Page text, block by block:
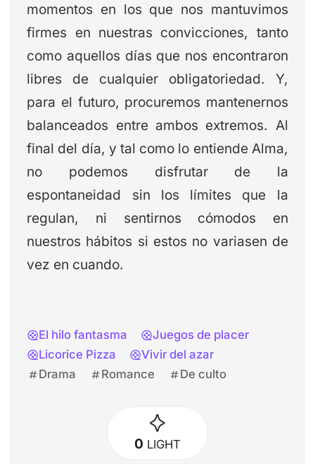
momentos en los que nos mantuvimos
firmes en nuestras convicciones, tanto
como aquellos días que nos encontraron
libres de cualquier obligatoriedad. Y,
para el futuro, procuremos mantenernos
balanceados entre ambos extremos. Al
final del día, y tal como lo entiende Alma,
no podemos disfrutar de la
espontaneidad sin los límites que la
regulan, ni sentirnos cómodos en
nuestros hábitos si estos no variasen de
vez en cuando.
El hilo fantasma
Juegos de placer
Licorice Pizza
Vivir del azar
Drama
Romance De culto
0 LIGHT